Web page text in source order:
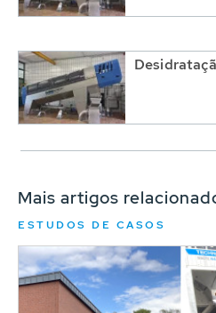
Mais artigos
ESTUDOS DE CASOS